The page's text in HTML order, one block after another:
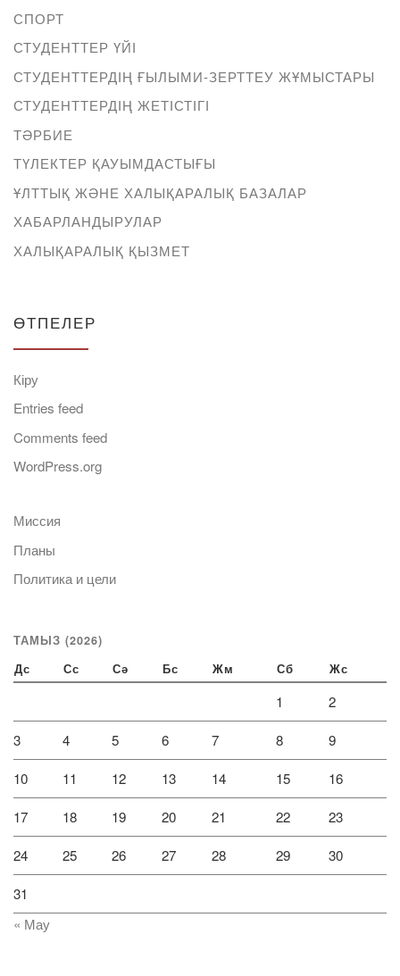
СПОРТ
СТУДЕНТТЕР ҮЙІ
СТУДЕНТТЕРДІҢ ҒЫЛЫМИ-ЗЕРТТЕУ ЖҰМЫСТАРЫ
СТУДЕНТТЕРДІҢ ЖЕТІСТІГІ
ТӘРБИЕ
ТҮЛЕКТЕР ҚАУЫМДАСТЫҒЫ
ҰЛТТЫҚ ЖӘНЕ ХАЛЫҚАРАЛЫҚ БАЗАЛАР
ХАБАРЛАНДЫРУЛАР
ХАЛЫҚАРАЛЫҚ ҚЫЗМЕТ
ӨТПЕЛЕР
Кіру
Entries feed
Comments feed
WordPress.org
Миссия
Планы
Политика и цели
ТАМЫЗ (2026)
Дс Сс Сә Бс Жм Сб Жс
1 2
3 4 5 6 7 8 9
10 11 12 13 14 15 16
17 18 19 20 21 22 23
24 25 26 27 28 29 30
31
« Мау